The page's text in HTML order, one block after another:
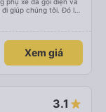
giúp chúng tôi. Đó là
vị. Chúng tôi không
tôi đã sẵn sàng.
có gối và chăn, và đủ
Xem giá
3.1